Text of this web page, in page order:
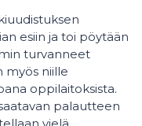
esiin ja toi pöytään
turvanneet
myös niille
oppilaitoksista.
palautteen